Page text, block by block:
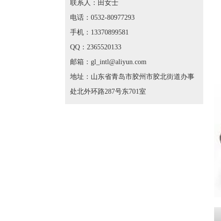
联系人：田女士
电话：0532-80977293
手机：13370899581
QQ：2365520133
邮箱：gl_intl@aliyun.com
地址：山东省青岛市胶州市胶北街道办事
处北外环路287号东701室